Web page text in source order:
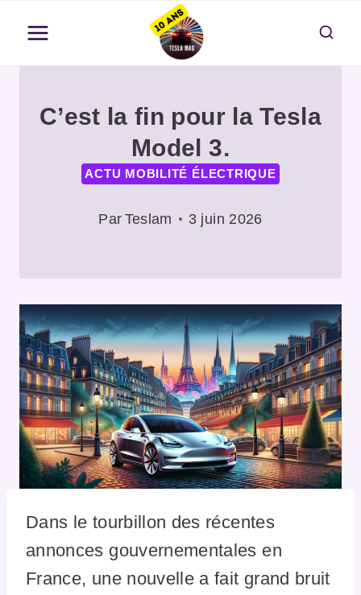
contenu
C’est la fin pour la Tesla
Model 3.
ACTU MOBILITÉ ÉLECTRIQUE
Par Teslam 3 juin 2026
Dans le tourbillon des récentes
annonces gouvernementales en
France, une nouvelle a fait grand bruit